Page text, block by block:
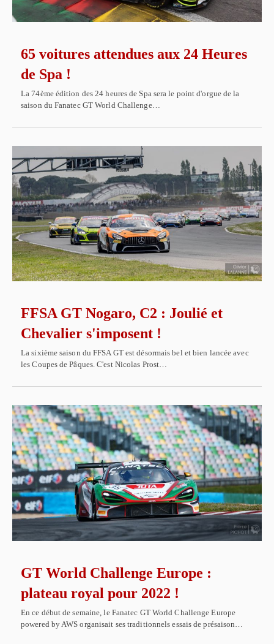
65 voitures attendues aux 24 Heures
de Spa !
La 74ème édition des 24 heures de Spa sera le point d'orgue de la
saison du Fanatec GT World Challenge…
FFSA GT Nogaro, C2 : Joulié et
Chevalier s'imposent !
La sixième saison du FFSA GT est désormais bel et bien lancée avec
les Coupes de Pâques. C'est Nicolas Prost…
GT World Challenge Europe :
plateau royal pour 2022 !
En ce début de semaine, le Fanatec GT World Challenge Europe
powered by AWS organisait ses traditionnels essais de présaison…